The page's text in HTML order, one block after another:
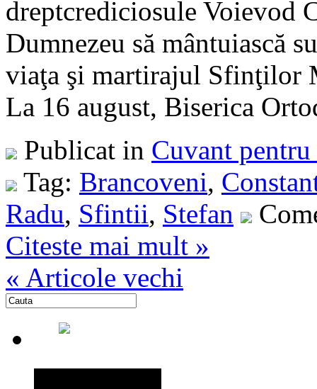
dreptcrediciosule Voievod
Dumnezeu să mântuiască
viaţa şi martirajul Sfinţilor
La 16 august, Biserica
Publicat in Cuvant
Tag: Brancoveni,
Radu, Sfintii, Stefan
Citeste mai mult »
« Articole vechi